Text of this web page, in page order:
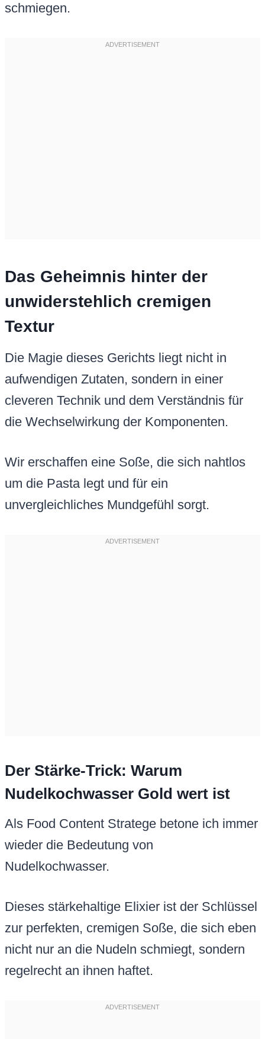
schmiegen.
Das Geheimnis hinter der
unwiderstehlich cremigen
Textur
Die Magie dieses Gerichts liegt nicht in
aufwendigen Zutaten, sondern in einer
cleveren Technik und dem Verständnis für
die Wechselwirkung der Komponenten.
Wir erschaffen eine Soße, die sich nahtlos
um die Pasta legt und für ein
unvergleichliches Mundgefühl sorgt.
Der Stärke-Trick: Warum
Nudelkochwasser Gold wert ist
Als Food Content Stratege betone ich immer
wieder die Bedeutung von
Nudelkochwasser.
Dieses stärkehaltige Elixier ist der Schlüssel
zur perfekten, cremigen Soße, die sich eben
nicht nur an die Nudeln schmiegt, sondern
regelrecht an ihnen haftet.